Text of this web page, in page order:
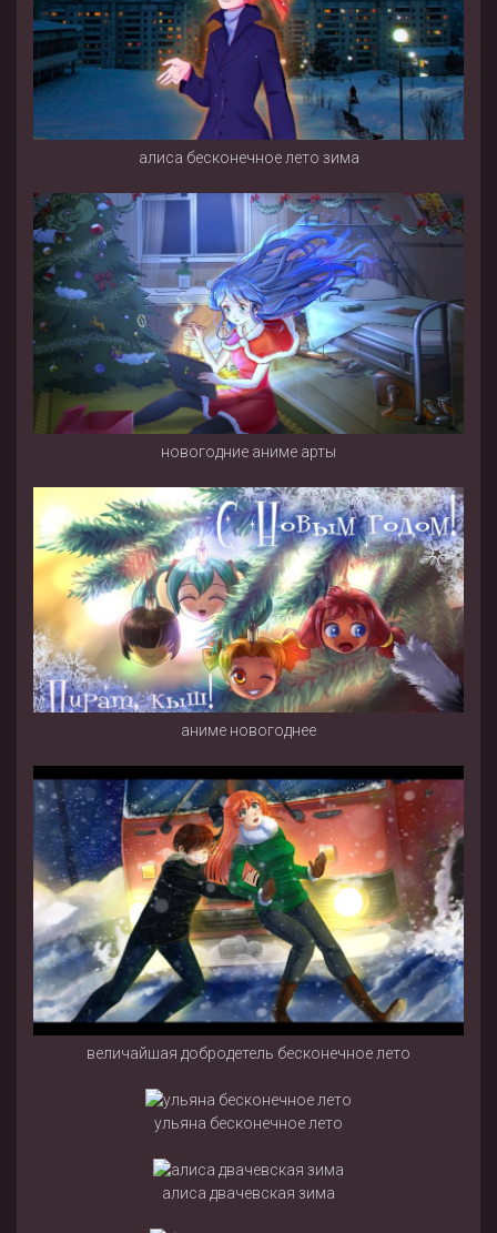
алиса бесконечное лето зима
новогодние аниме арты
аниме новогоднее
величайшая добродетель бесконечное лето
ульяна бесконечное лето
алиса двачевская зима